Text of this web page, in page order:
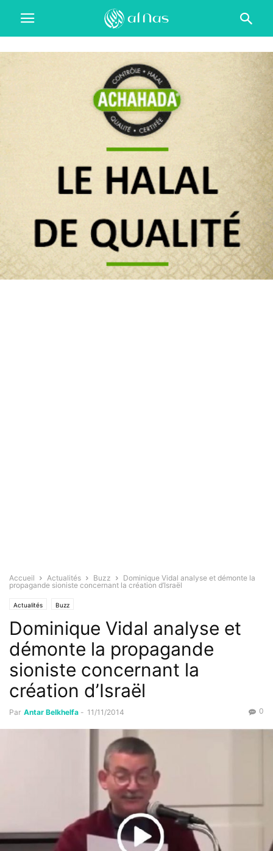
Accueil Actualités Buzz
Dominique Vidal analyse et démonte la
propagande sioniste concernant la création d’Israël
Actualités Buzz
Dominique Vidal analyse et
démonte la propagande
sioniste concernant la
création d’Israël
Par Antar Belkhelfa - 11/11/2014 0